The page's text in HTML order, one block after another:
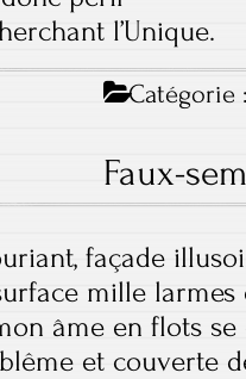
l’Unique.
Catégorie
Faux-
façade
mille larmes
âme en flots se
et couverte